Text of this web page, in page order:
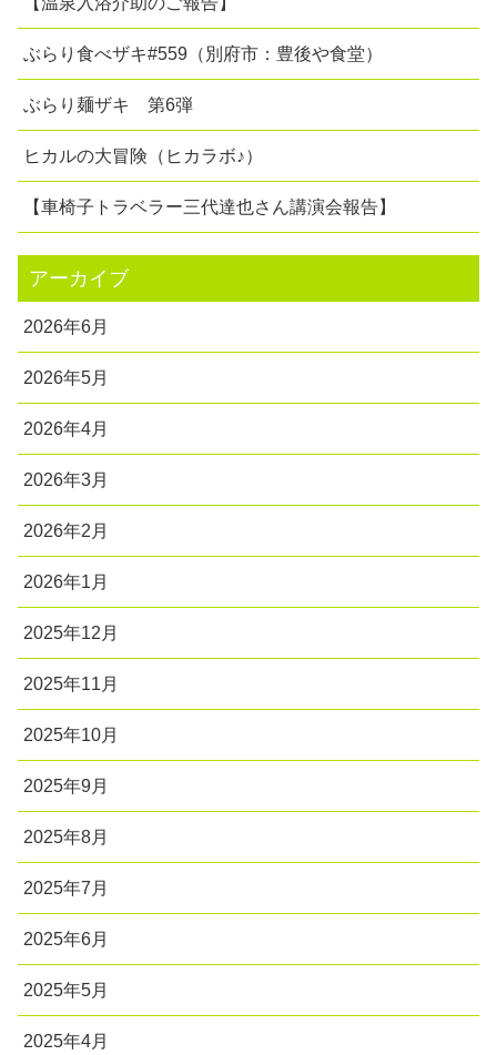
ぶらり食べザキ#559（別府市：豊後や食堂）
ぶらり麺ザキ 第6弾
ヒカルの大冒険（ヒカラボ♪）
【車椅子トラベラー三代達也さん講演会報告】
アーカイブ
2026年6月
2026年5月
2026年4月
2026年3月
2026年2月
2026年1月
2025年12月
2025年11月
2025年10月
2025年9月
2025年8月
2025年7月
2025年6月
2025年5月
2025年4月